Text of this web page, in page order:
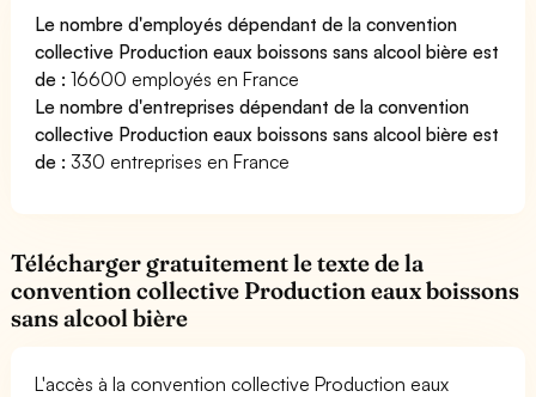
Le nombre d'employés dépendant de la convention
collective Production eaux boissons sans alcool bière est
de :16600 employés en France
Le nombre d'entreprises dépendant de la convention
collective Production eaux boissons sans alcool bière est
de : 330 entreprises en France
Télécharger gratuitement le texte de la
convention collective Production eaux boissons
sans alcool bière
L'accès à la convention collective Production eaux